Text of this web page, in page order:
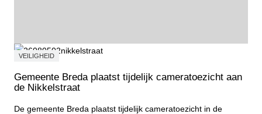
VEILIGHEID
Gemeente Breda plaatst tijdelijk cameratoezicht aan
de Nikkelstraat
De gemeente Breda plaatst tijdelijk cameratoezicht in de